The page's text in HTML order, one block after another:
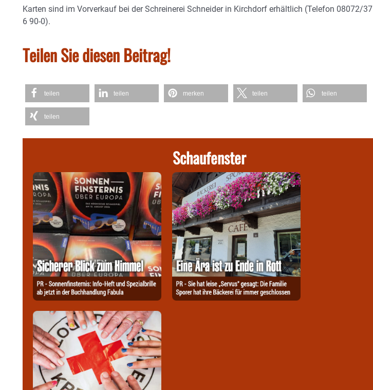
Karten sind im Vorverkauf bei der Schreinerei Schneider in Kirchdorf erhältlich (Telefon 08072/37
6 90-0).
Teilen Sie diesen Beitrag!
teilen teilen merken teilen teilen
teilen
Schaufenster